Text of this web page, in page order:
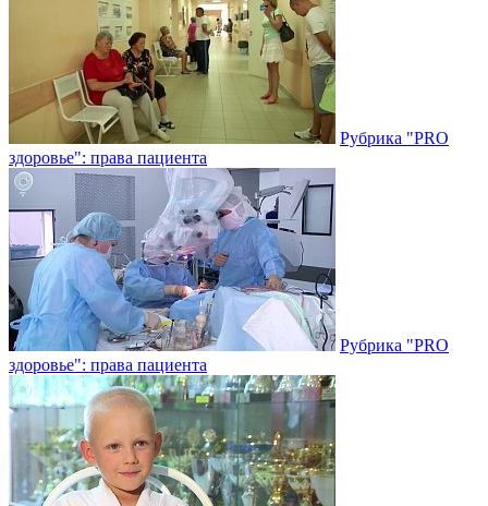
Рубрика "PRO
здоровье": права пациента
Рубрика "PRO
здоровье": права пациента